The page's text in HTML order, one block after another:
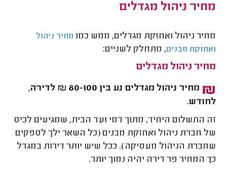
מחיר ניהול מגדלים
מחיר ניהול ואחזקת מגדלים, ממש כמו מחיר ניהול
ואחזקת מבנים, מתחלק לשניים:
מחיר ניהול מגדלים
מחיר ניהול מגדלים נע בין 80-100 ₪ לדירה,
לחודש.
זה התשלום היחיד, מתוך דמי ועד הבית, שמגיעים לכיס
של חברת ניהול ואחזקת מבנים (כל השאר ילך לספקים
שחברת הניהול מעסיקה). ככל שיש יותר דירות במגדל
כך המחיר פר דירה יהיה נמוך יותר.